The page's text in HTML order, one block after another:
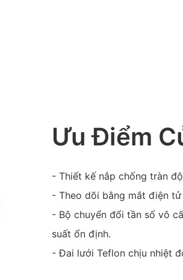
Ưu Điểm
- Thiết kế nắp chống tràn
- Theo dõi bằng mắt điện
- Bộ chuyển đổi tần số vô
suất ổn định.
- Đai lưới Teflon chịu nhiệt